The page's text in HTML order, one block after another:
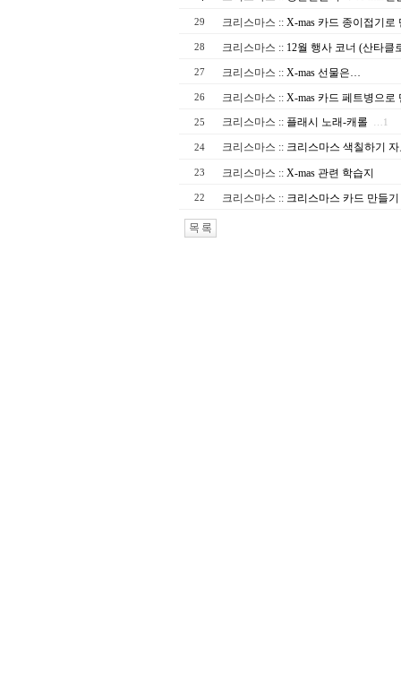
29 크리스마스 :: X-mas 카드 종이접기로
28 크리스마스 :: 12월 행사 코너 (산타클
27 크리스마스 :: X-mas 선물은…
26 크리스마스 :: X-mas 카드 페트병으로
25 크리스마스 :: 플래시 노래-캐롤 …1
24 크리스마스 :: 크리스마스 색칠하기
23 크리스마스 :: X-mas 관련 학습지
22 크리스마스 :: 크리스마스 카드 만들기